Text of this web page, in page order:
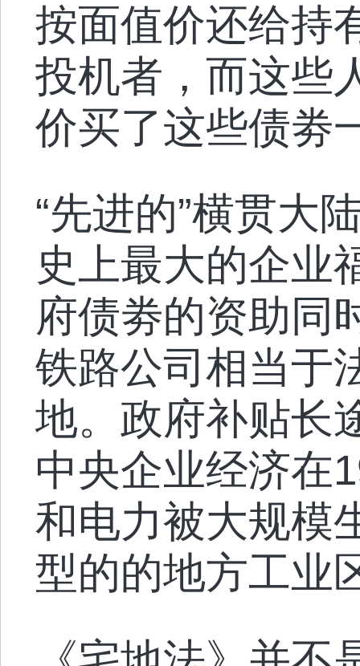
按面值价还给持
投机者，而这些
价买了这些债劵
“先进的”横贯大
史上最大的企业
府债劵的资助同
铁路公司相当于
地。政府补贴长
中央企业经济在
和电力被大规模
型的的地方工业